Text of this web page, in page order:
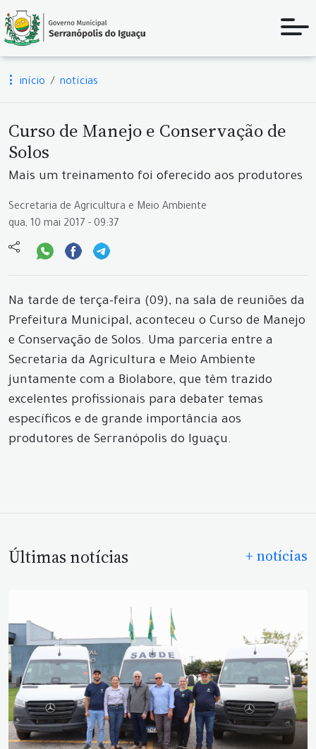
início notícias
Curso de Manejo e Conservação de
Solos
Mais um treinamento foi oferecido aos produtores
Secretaria de Agricultura e Meio Ambiente
qua, 10 mai 2017 - 09:37
Na tarde de terça-feira (09), na sala de reuniões da
Prefeitura Municipal, aconteceu o Curso de Manejo
e Conservação de Solos. Uma parceria entre a
Secretaria da Agricultura e Meio Ambiente
juntamente com a Biolabore, que têm trazido
excelentes profissionais para debater temas
específicos e de grande importância aos
produtores de Serranópolis do Iguaçu.
Últimas notícias + notícias